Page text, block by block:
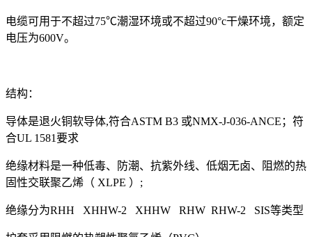
电缆可用于不超过75℃潮湿环境或不超过90°c干燥环境，额定
电压为600V。
结构：
导体是退火铜软导体,符合ASTM B3 或NMX-J-036-ANCE；符
合UL 1581要求
绝缘材料是一种低毒、防潮、抗紫外线、低烟无卤、阻燃的热
固性交联聚乙烯（ XLPE ）;
绝缘分为RHH XHHW-2 XHHW RHW RHW-2 SIS等类型